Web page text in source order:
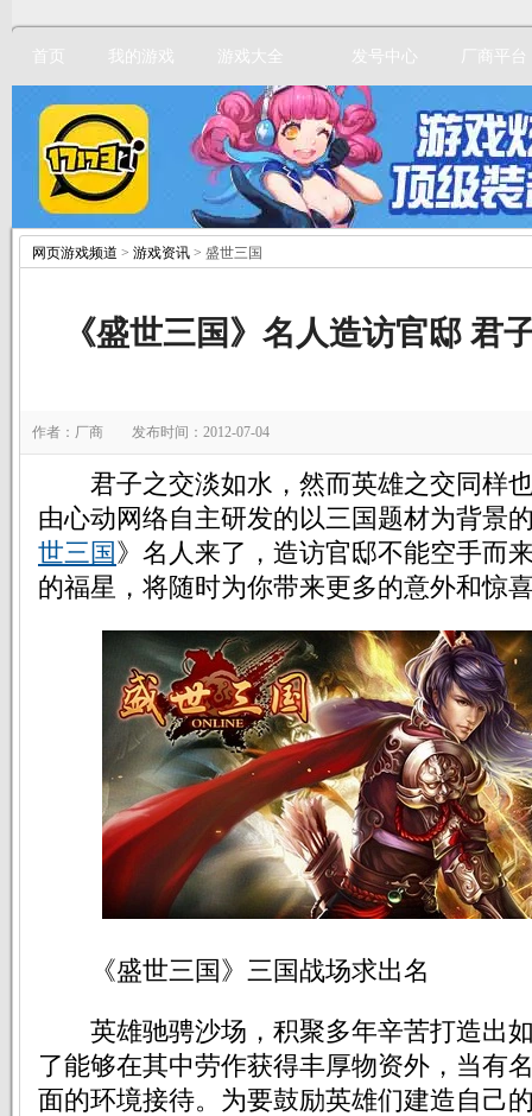
首页 我的游戏 游戏大全 发号中心 厂商平台
网页游戏频道 > 游戏资讯 > 盛世三国
《盛世三国》名人造访官邸 君
作者：厂商 发布时间：2012-07-04
君子之交淡如水，然而英雄之交同样
由心动网络自主研发的以三国题材为背景
世三国》名人来了，造访官邸不能空手而
的福星，将随时为你带来更多的意外和惊
《盛世三国》三国战场求出名
英雄驰骋沙场，积聚多年辛苦打造出
了能够在其中劳作获得丰厚物资外，当有
面的环境接待。为要鼓励英雄们建造自己
立即注册